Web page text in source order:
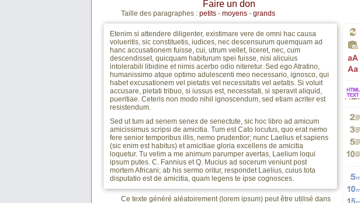
Faire un don
Taille des paragraphes : petits - moyens - grands
un
en
en
vers
2
3
5
Etenim si attendere diligenter, existimare vere de omni hac causa
volueritis, sic constituetis, iudices, nec descensurum quemquam ad
hanc accusationem fuisse, cui, utrum vellet, liceret, nec, cum
descendisset, quicquam habiturum spei fuisse, nisi alicuius
intolerabili libidine et nimis acerbo odio niteretur. Sed ego Atratino,
humanissimo atque optimo adulescenti meo necessario, ignosco, qui
habet excusationem vel pietatis vel necessitatis vel aetatis. Si voluit
accusare, pietati tribuo, si iussus est, necessitati, si speravit aliquid,
pueritiae. Ceteris non modo nihil ignoscendum, sed etiam acriter est
resistendum.
Sed ut tum ad senem senex de senectute, sic hoc libro ad amicum
amicissimus scripsi de amicitia. Tum est Cato locutus, quo erat nemo
fere senior temporibus illis, nemo prudentior; nunc Laelius et sapiens
(sic enim est habitus) et amicitiae gloria excellens de amicitia
loquetur. Tu velim a me animum parumper avertas, Laelium loqui
ipsum putes. C. Fannius et Q. Mucius ad socerum veniunt post
mortem Africani; ab his sermo oritur, respondet Laelius, cuius tota
disputatio est de amicitia, quam legens te ipse cognosces.
Ce texte généré aléatoirement (lorem ipsum) peut être utilisé dans